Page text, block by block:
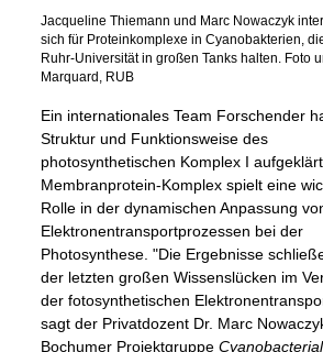
Jacqueline Thiemann und Marc Nowaczyk
sich für Proteinkomplexe in Cyanobakterien,
Ruhr-Universität in großen Tanks halten. Foto
Marquard, RUB
Ein internationales Team Forschender
Struktur und Funktionsweise des
photosynthetischen Komplex I
Membranprotein-Komplex spielt eine
Rolle in der dynamischen Anpassung
Elektronentransportprozessen bei der
Photosynthese. "Die Ergebnisse
der letzten großen Wissenslücken im
der fotosynthetischen
sagt der Privatdozent Dr. Marc
Bochumer ProjektgruppeCyanobacterial